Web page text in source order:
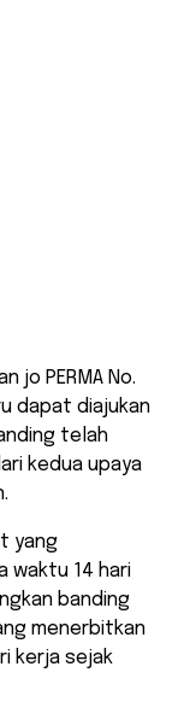
jo PERMA No.
dapat diajukan
telah
kedua upaya
yang
waktu 14 hari
banding
menerbitkan
kerja sejak